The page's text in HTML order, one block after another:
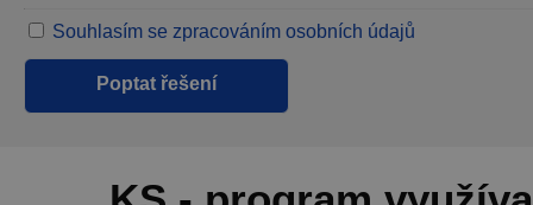
Souhlasím se zpracováním osobních údajů